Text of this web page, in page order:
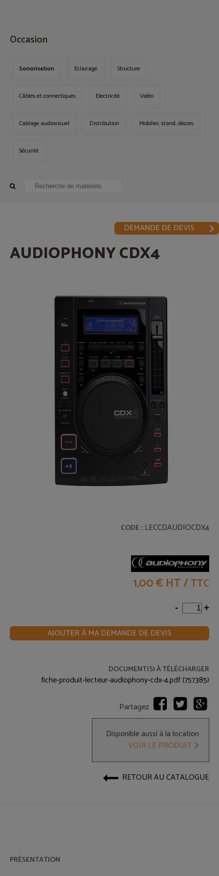
Occasion
Sonorisation Eclairage Structure
Câbles et connectiques Electricité Vidéo
Cablage audiovisuel Distribution Mobilier, stand, décors
Sécurité
DEMANDE DE DEVIS
AUDIOPHONY CDX4
CODE : LECCDAUDIOCDX4
1,00 € HT/TTC
- +
AJOUTER À MA DEMANDE DE DEVIS
DOCUMENT(S) À TÉLÉCHARGER
fiche-produit-lecteur-audiophony-cdx-4.pdf (757385)
Partagez
Disponible aussi à la location
VOIR LE PRODUIT
RETOUR AU CATALOGUE
PRÉSENTATION